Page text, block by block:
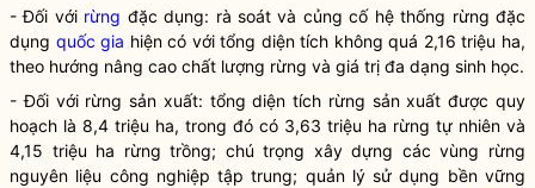
- Đối với rừng đặc dụng: rà soát và củng cố hệ thống rừng đặc
dụng quốc gia hiện có với tổng diện tích không quá 2,16 triệu ha,
theo hướng nâng cao chất lượng rừng và giá trị đa dạng sinh học.
- Đối với rừng sản xuất: tổng diện tích rừng sản xuất được quy
hoạch là 8,4 triệu ha, trong đó có 3,63 triệu ha rừng tự nhiên và
4,15 triệu ha rừng trồng; chú trọng xây dựng các vùng rừng
nguyên liệu công nghiệp tập trung; quản lý sử dụng bền vững